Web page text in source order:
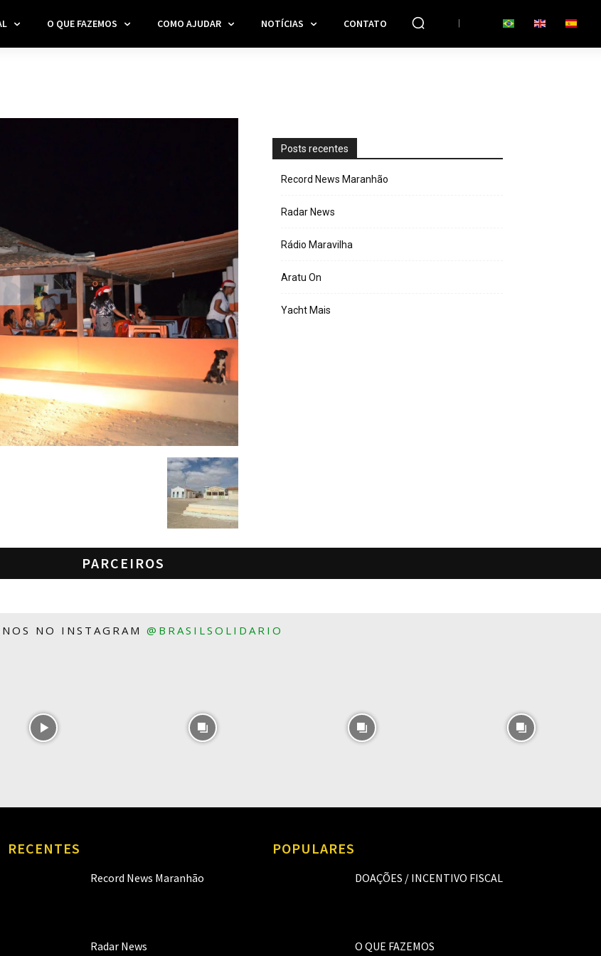
O QUE FAZEMOS COMO AJUDAR NOTÍCIAS CONTATO
Posts recentes
Record News Maranhão
Radar News
Rádio Maravilha
Aratu On
Yacht Mais
PARCEIROS
NO INSTAGRAM @BRASILSOLIDARIO
RECENTES
Record News Maranhão
Radar News
POPULARES
DOAÇÕES / INCENTIVO FISCAL
O QUE FAZEMOS